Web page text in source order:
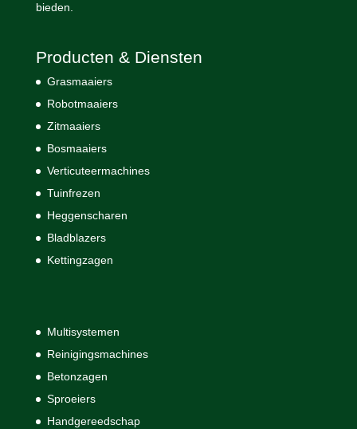
bieden.
Producten & Diensten
Grasmaaiers
Robotmaaiers
Zitmaaiers
Bosmaaiers
Verticuteermachines
Tuinfrezen
Heggenscharen
Bladblazers
Kettingzagen
Multisystemen
Reinigingsmachines
Betonzagen
Sproeiers
Handgereedschap